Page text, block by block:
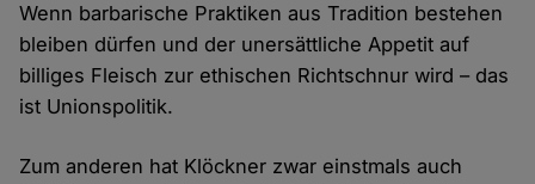
Wenn barbarische Praktiken aus Tradition bestehen
bleiben dürfen und der unersättliche Appetit auf
billiges Fleisch zur ethischen Richtschnur wird – das
ist Unionspolitik.
Zum anderen hat Klöckner zwar einstmals auch